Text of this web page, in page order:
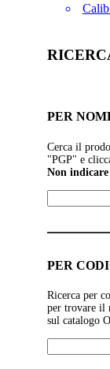
PER
Cerca il
"PGP" e
Non
PER
Ricerca per
per trovare il
sul catalogo